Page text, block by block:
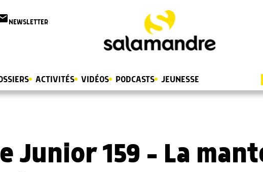
NEWSLETTER
ACTIVITÉS VIDÉOS PODCASTS JEUNESSE
Junior 159 – La